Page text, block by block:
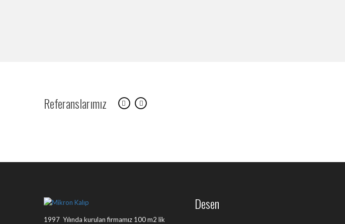
Referanslarımız
1997 Yılında kurulan firmamız 100 m2 lik
Desen